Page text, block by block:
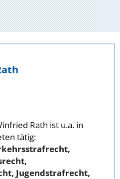
Rath ist u.a. in
tätig:
Jugendstrafrecht,